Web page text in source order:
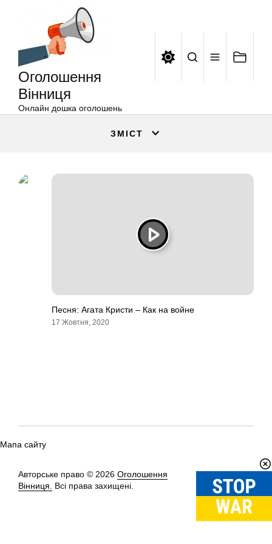
Оголошення
Вінниця
Онлайн дошка оголошень
ЗМІСТ
Песня: Агата Кристи – Как на войне
17 Жовтня, 2020
Мапа сайту
Авторське право © 2026 Оголошення
Вінниця.
Всі права захищені.
Вгору↑